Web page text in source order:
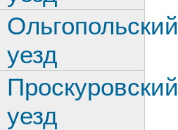
Ольгопольский
уезд
Проскуровский
уезд